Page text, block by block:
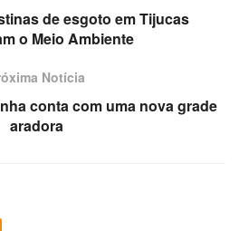
de esgoto em Tijucas
o Meio Ambiente
Notícia
conta com uma nova grade
aradora